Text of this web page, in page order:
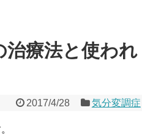
治療法と使われ
2017/4/28 気分変調症